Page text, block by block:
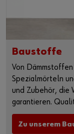
Baustoffe
Von
Spezialmörteln
und Zubehör, die
garantieren.
Zu unserem